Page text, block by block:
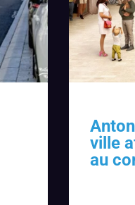
ville
au